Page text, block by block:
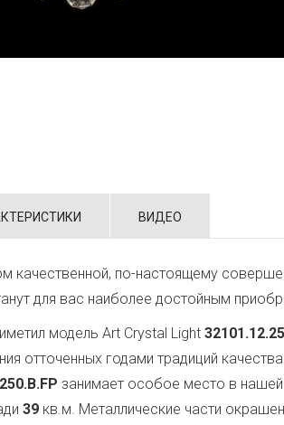
ВИДЕО
качественной, по-настоящему
для вас наиболее достойным
модель Art Crystal Light
отточенных годами традиций
занимает особое место в
39 кв.м. Металлические части